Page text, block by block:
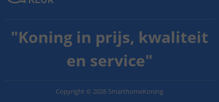
"Koning in prijs, kwaliteit
en service"
Copyright © 2026 SmarthomeKoning